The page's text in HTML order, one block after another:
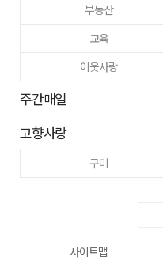
부동산
교육
이웃사랑
주간매일
고향사랑
구미
사이트맵